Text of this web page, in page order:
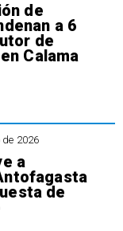
de
a 6
de
Calama
2026
a
de